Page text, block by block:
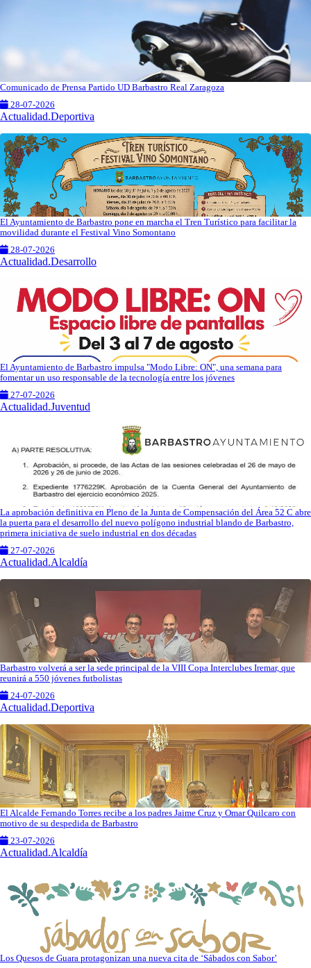
Comunicado de Prensa Partido UD Barbastro Real Zaragoza
28-07-2026
Actualidad.Deportiva
El Ayuntamiento de Barbastro pone en marcha el Tren Turístico para facilitar la
movilidad durante el Festival Vino Somontano
28-07-2026
Actualidad.Desarrollo
El Ayuntamiento de Barbastro impulsa "Modo Libre: ON", una semana para
fomentar un uso responsable de la tecnología entre los jóvenes
27-07-2026
Actualidad.Juventud
La aprobación definitiva en Pleno de la Junta de Compensación del Área 52 C abre
la puerta para el desarrollo del nuevo polígono industrial blando de Barbastro,
primera iniciativa de suelo industrial en dos décadas
27-07-2026
Actualidad.Alcaldía
Barbastro volverá a ser la sede principal de la VIII Copa Interclubes Iremar, que
reunirá a 550 jóvenes futbolistas
24-07-2026
Actualidad.Deportiva
El Alcalde Fernando Torres recibe a los padres Jaime Cruz y Omar Quilcaro con
motivo de su despedida de Barbastro
23-07-2026
Actualidad.Alcaldía
Los Quesos de Guara protagonizan una nueva cita de ‘Sábados con Sabor’